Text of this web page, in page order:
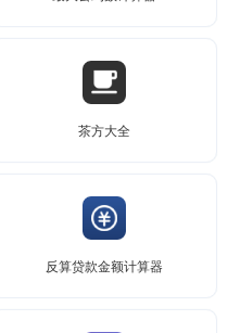
茶方大全
反算贷款金额计算器